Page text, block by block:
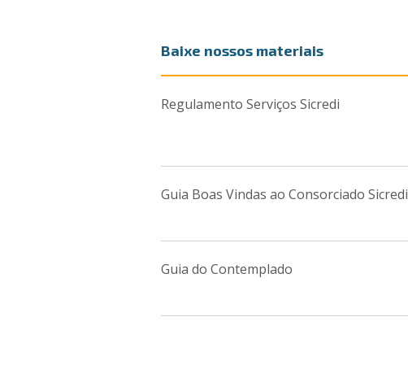
Baixe nossos materiais
Regulamento Serviços Sicredi
Guia Boas Vindas ao Consorciado Sicredi
Guia do Contemplado